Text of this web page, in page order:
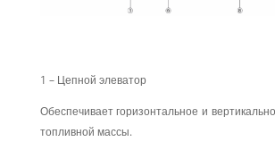
1 – Цепной элеватор
Обеспечивает горизонтальное и
топливной массы.